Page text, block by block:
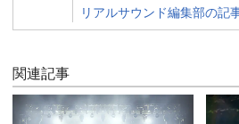
リアルサウンド編集部の記
関連記事